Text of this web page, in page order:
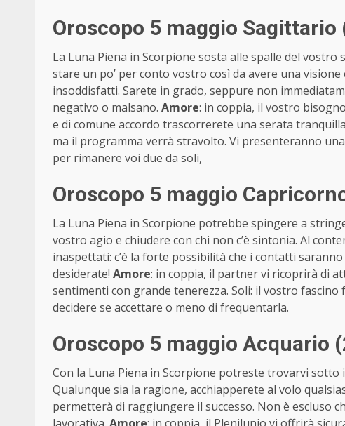
Oroscopo 5 maggio
La Luna Piena in Scorpione sosta alle spalle del
stare un po’ per conto vostro così da avere una
insoddisfatti. Sarete in grado, seppure non
negativo o malsano. Amore: in coppia, il vostro
e di comune accordo trascorrerete una serata
ma il programma verrà stravolto. Vi presenteranno
per rimanere voi due da soli,
Oroscopo 5 maggio
La Luna Piena in Scorpione potrebbe spingere a
vostro agio e chiudere con chi non c’è sintonia. Al
inaspettati: c’è la forte possibilità che i contatti
desiderate! Amore: in coppia, il partner vi ricoprirà di
sentimenti con grande tenerezza. Soli: il vostro
decidere se accettare o meno di frequentarla.
Oroscopo 5 maggio Acquario
Con la Luna Piena in Scorpione potreste trovarvi
Qualunque sia la ragione, acchiapperete al volo
permetterà di raggiungere il successo. Non è escluso
lavorativa. Amore: in coppia, il Plenilunio vi offrirà